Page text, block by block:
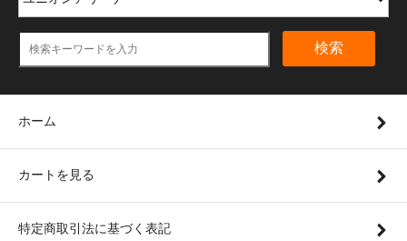
検索
ホーム
カートを見る
特定商取引法に基づく表記